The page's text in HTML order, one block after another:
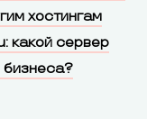
хостингам
какой сервер
бизнеса?